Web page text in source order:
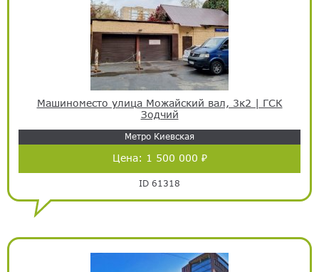
Машиноместо улица Можайский вал, 3к2 | ГСК
Зодчий
Метро Киевская
Цена: 1 500 000 ₽
ID 61318